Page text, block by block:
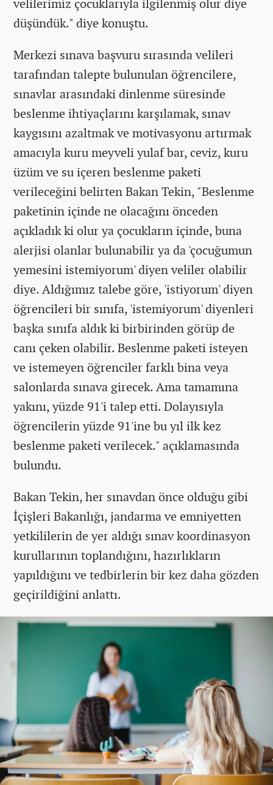
düşündük." diye konuştu.
Merkezi sınava başvuru sırasında velileri
tarafından talepte bulunulan öğrencilere,
sınavlar arasındaki dinlenme süresinde
beslenme ihtiyaçlarını karşılamak, sınav
kaygısını azaltmak ve motivasyonu artırmak
amacıyla kuru meyveli yulaf bar, ceviz, kuru
üzüm ve su içeren beslenme paketi
verileceğini belirten Bakan Tekin, "Beslenme
paketinin içinde ne olacağını önceden
açıkladık ki olur ya çocukların içinde, buna
alerjisi olanlar bulunabilir ya da 'çocuğumun
yemesini istemiyorum' diyen veliler olabilir
diye. Aldığımız talebe göre, 'istiyorum' diyen
öğrencileri bir sınıfa, 'istemiyorum' diyenleri
başka sınıfa aldık ki birbirinden görüp de
canı çeken olabilir. Beslenme paketi isteyen
ve istemeyen öğrenciler farklı bina veya
salonlarda sınava girecek. Ama tamamına
yakını, yüzde 91'i talep etti. Dolayısıyla
öğrencilerin yüzde 91'ine bu yıl ilk kez
beslenme paketi verilecek." açıklamasında
bulundu.
Bakan Tekin, her sınavdan önce olduğu gibi
İçişleri Bakanlığı, jandarma ve emniyetten
yetkililerin de yer aldığı sınav koordinasyon
kurullarının toplandığını, hazırlıkların
yapıldığını ve tedbirlerin bir kez daha gözden
geçirildiğini anlattı.